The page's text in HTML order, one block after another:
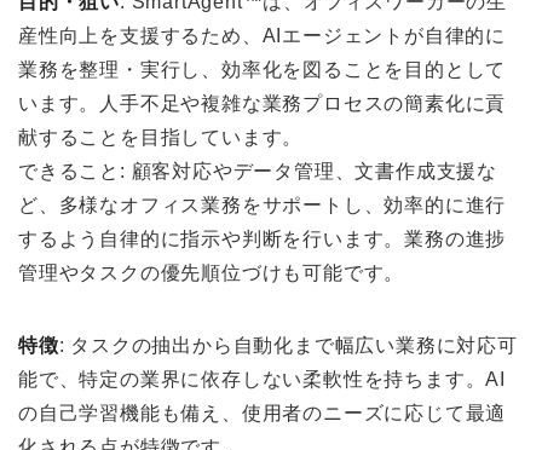
産性向上を支援するため、AIエージェントが自律的に
業務を整理・実行し、効率化を図ることを目的として
います。人手不足や複雑な業務プロセスの簡素化に貢
献することを目指しています。
できること: 顧客対応やデータ管理、文書作成支援な
ど、多様なオフィス業務をサポートし、効率的に進行
するよう自律的に指示や判断を行います。業務の進捗
管理やタスクの優先順位づけも可能です。
特徴: タスクの抽出から自動化まで幅広い業務に対応可
能で、特定の業界に依存しない柔軟性を持ちます。AI
の自己学習機能も備え、使用者のニーズに応じて最適